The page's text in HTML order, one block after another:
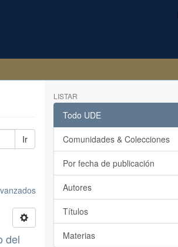
Ir
del
LISTAR
Todo UDE
Comunidades & Colecciones
Por fecha de publicación
Autores
Títulos
Materias